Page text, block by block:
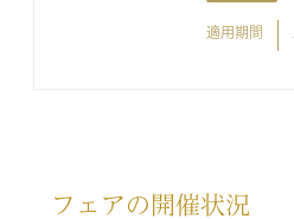
適用期間
フェアの開催状況